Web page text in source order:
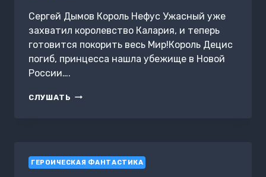
Сергей Дымов Король Нефус Ужасный уже
захватил королевство Калария, и теперь
готовится покорить весь Мир!Король Децис
погиб, принцесса нашла убежище в Новой
России….
СЛУШАТЬ ПУЛИ
ГЕРОИЧЕСКАЯ ФАНТАСТИКА